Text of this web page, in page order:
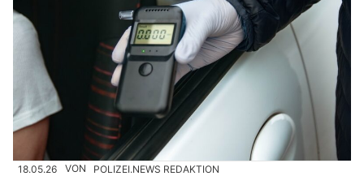
18.05.26 VON POLIZEI.NEWS REDAKTION